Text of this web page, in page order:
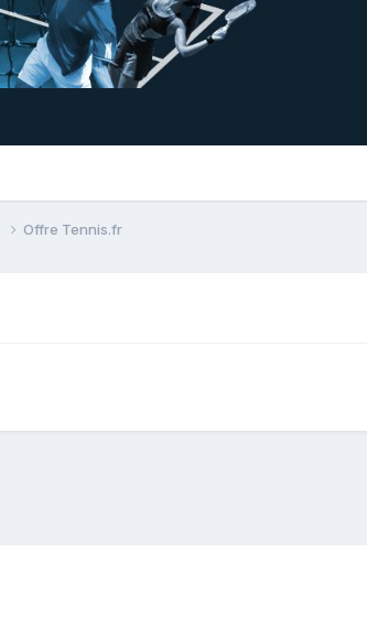
Offre Tennis.fr